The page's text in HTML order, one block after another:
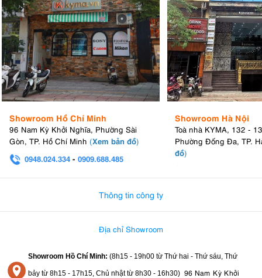
Showroom Hồ Chí Minh
96 Nam Kỳ Khởi Nghĩa, Phường Sài
Gòn, TP. Hồ Chí Minh (Xem bản đồ)
0948.024.334 - 0909.688.485
Showroom Hà Nội
Toà nhà KYMA, 132 -
Phường Đống Đa, TP.
đồ)
Thông tin công ty
Địa chỉ Showroom
Showroom Hồ Chí Minh: (8h15 - 19h00 từ Thứ hai - Thứ sáu, Thứ
bảy từ 8h15 - 17h15, Chủ nhật từ 8h30 - 16h30) 96 Nam Kỳ Khởi